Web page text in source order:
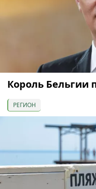
Король Бельгии
РЕГИОН